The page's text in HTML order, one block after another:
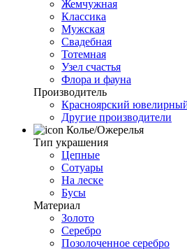
Жемчужная
Классика
Мужская
Свадебная
Тотемная
Узел счастья
Флора и фауна
Производитель
Красноярский
Другие производители
Колье/Ожерелья
Тип украшения
Цепные
Сотуары
На леске
Бусы
Материал
Золото
Серебро
Позолоченное серебро